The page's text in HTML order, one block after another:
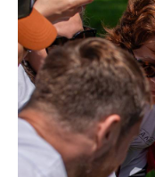
Согласие
персональных данных
Пользовательское
Согласие на получение
© 2025 KARMATRAVEL.
Создание сайта: